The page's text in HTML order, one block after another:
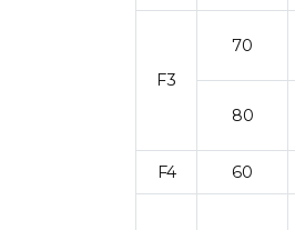
F3
70
80
F4 60